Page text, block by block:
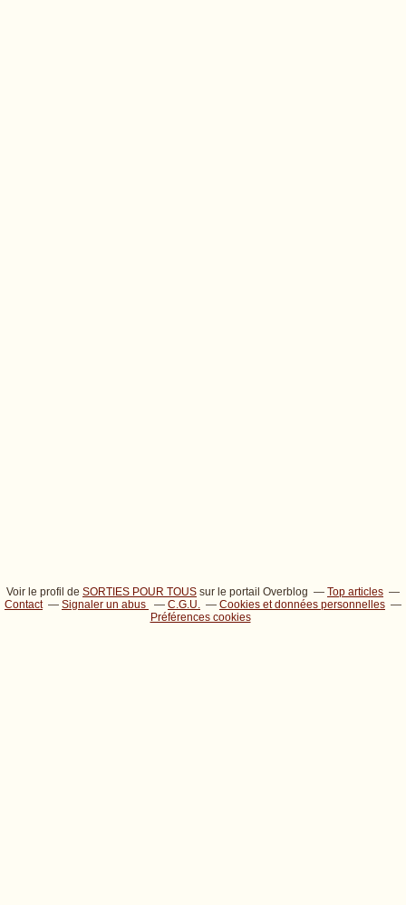
Voir le profil de SORTIES POUR TOUS sur le portail Overblog
Top articles
Contact
Signaler un abus C.G.U.
Cookies et données personnelles
Préférences cookies